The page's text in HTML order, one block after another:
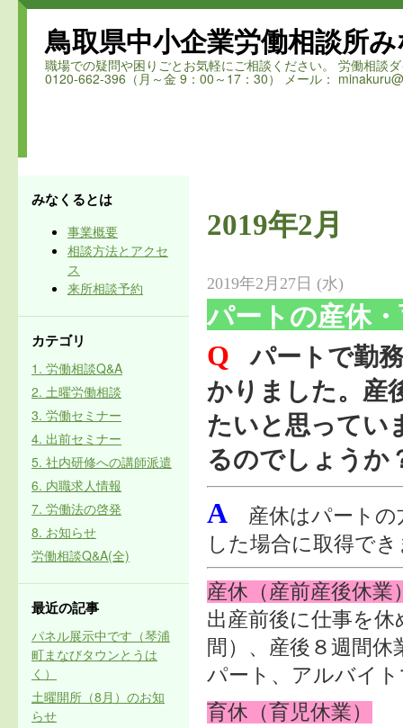
鳥取県中小企業労働相談所
職場での疑問や困りごとお気軽にご相談ください。 労働相
0120-662-396（月～金 9：00～17：30） メール：
みなくるとは
事業概要
相談方法とアクセ
ス
来所相談予約
カテゴリ
1. 労働相談Q&A
2. 土曜労働相談
3. 労働セミナー
4. 出前セミナー
5. 社内研修への講師派遣
6. 内職求人情報
7. 労働法の啓発
8. お知らせ
労働相談Q&A(全)
最近の記事
パネル展示中です（琴浦
町まなびタウンとうは
く）
土曜開所（8月）のお知
らせ
2019年2月
2019年2月27日 (水)
パートの産休
Q
パートで勤
かりました。産
たいと思ってい
るのでしょうか
A 産休はパートの
した場合に取得で
産休（産前産後休業
出産前後に仕事を
間）、産後８週間
パート、アルバイ
育休（育児休業）